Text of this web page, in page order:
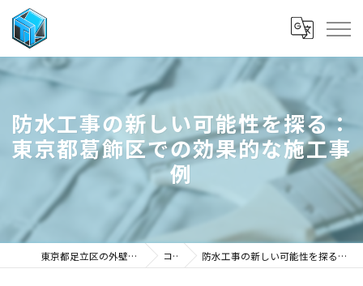
防水工事の新しい可能性を探る：
東京都葛飾区での効果的な施工事
例
東京都足立区の外壁塗装なら株式会社武田工業 コラム 防水工事の新しい可能性を探る：東京都葛飾区での効果的な施工事例